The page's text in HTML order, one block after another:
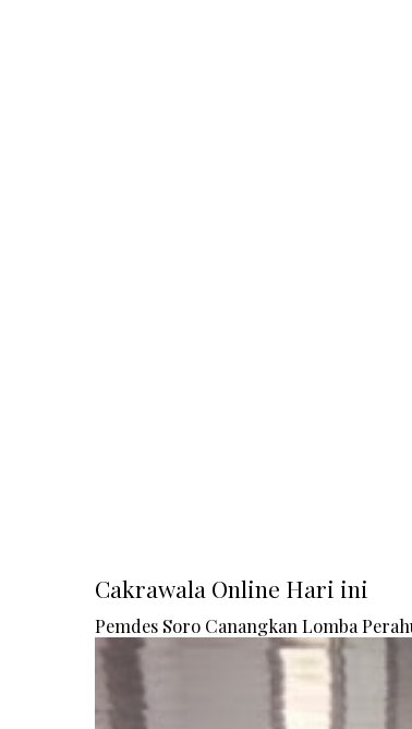
Cakrawala Online Hari ini
Pemdes Soro Canangkan Lomba